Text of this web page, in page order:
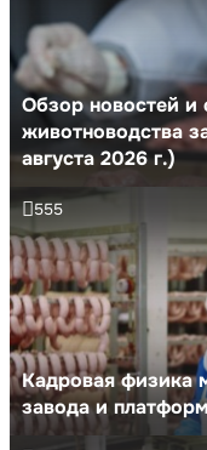
Обзор новостей и
животноводства
августа 2026 г.)
Кадровая физика
завода и
555